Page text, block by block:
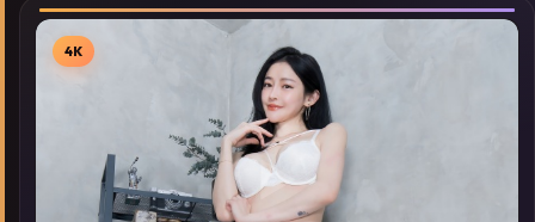
▶
4K